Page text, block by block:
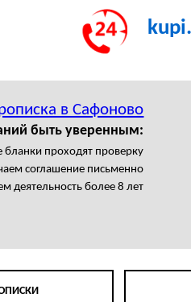
в Сафоново
быть уверенным:
бланки проходят проверку
соглашение письменно
деятельность более 8 лет